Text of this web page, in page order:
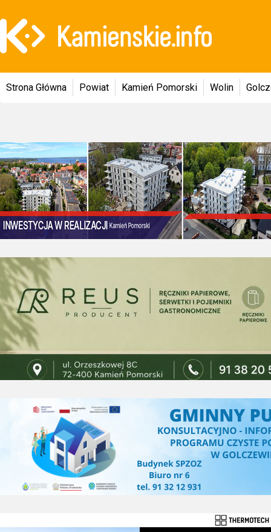
Strona Główna Powiat Kamień Pomorski Wolin